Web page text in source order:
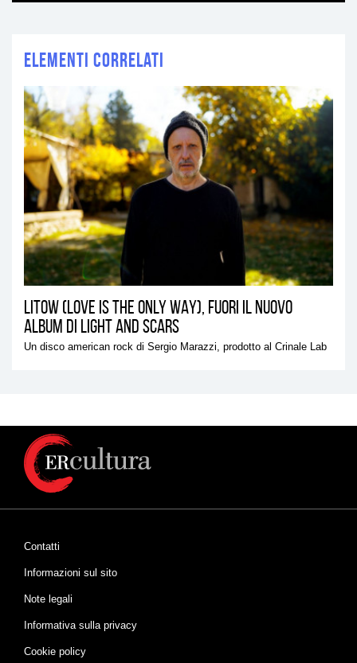
Elementi correlati
LITOW (LOVE IS THE ONLY WAY), FUORI IL NUOVO
ALBUM DI LIGHT AND SCARS
Un disco american rock di Sergio Marazzi, prodotto al Crinale Lab
Contatti
Informazioni sul sito
Note legali
Informativa sulla privacy
Cookie policy